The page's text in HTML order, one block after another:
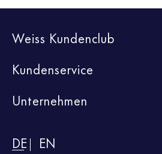
Weiss Kundenclub
Kundenservice
Unternehmen
DE EN